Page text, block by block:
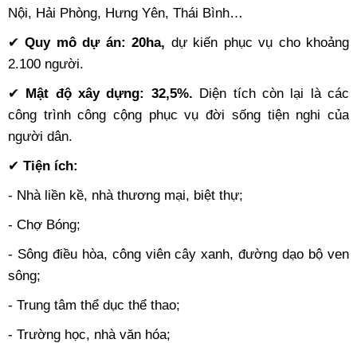
Nội, Hải Phòng, Hưng Yên, Thái Bình…
✔Quy mô dự án: 20ha, dự kiến phục vụ cho khoảng
2.100 người.
✔ Mật độ xây dựng: 32,5%. Diện tích còn lại là các
công trình công cộng phục vụ đời sống tiện nghi của
người dân.
✔ Tiện ích:
- Nhà liền kề, nhà thương mại, biệt thự;
- Chợ Bóng;
- Sông điều hòa, công viên cây xanh, đường dạo bộ ven
sông;
- Trung tâm thể dục thể thao;
- Trường học, nhà văn hóa;